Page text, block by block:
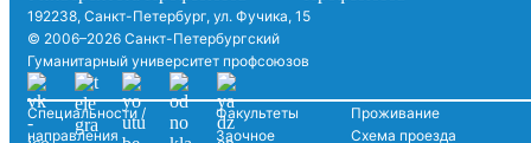
192238, Санкт-Петербург, ул. Фучика, 15
© 2006–2026 Санкт-Петербургский
Гуманитарный университет профсоюзов
Специальности /
направления
Факультеты
Заочное
Проживание
Схема проезда